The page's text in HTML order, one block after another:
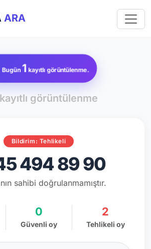
ARA
Bugün 1 kayıtlı görüntülenme.
görüntülenme
Bildirim: Tehlikeli
494 89 90
sahibi doğrulanmamıştır.
0
Güvenli oy
2
Tehlikeli oy